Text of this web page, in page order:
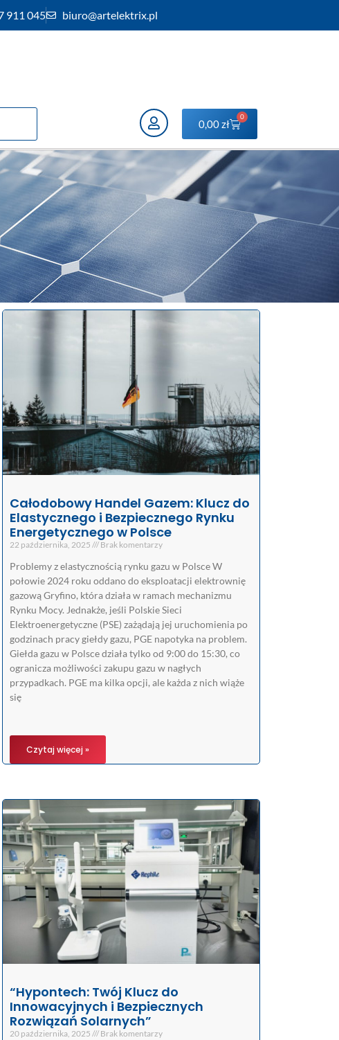
911 045 biuro@artelektrix.pl
0,00zł
0
Całodobowy Handel Gazem: Klucz do
Elastycznego i Bezpiecznego Rynku
Energetycznego w Polsce
22 października, 2025 Brak komentarzy
Problemy z elastycznością rynku gazu w Polsce W
połowie 2024 roku oddano do eksploatacji elektrownię
gazową Gryfino, która działa w ramach mechanizmu
Rynku Mocy. Jednakże, jeśli Polskie Sieci
Elektroenergetyczne (PSE) zażądają jej uruchomienia po
godzinach pracy giełdy gazu, PGE napotyka na problem.
Giełda gazu w Polsce działa tylko od 9:00 do 15:30, co
ogranicza możliwości zakupu gazu w nagłych
przypadkach. PGE ma kilka opcji, ale każda z nich wiąże
się
Czytaj więcej »
“Hypontech: Twój Klucz do
Innowacyjnych i Bezpiecznych
Rozwiązań Solarnych”
20 października, 2025 Brak komentarzy